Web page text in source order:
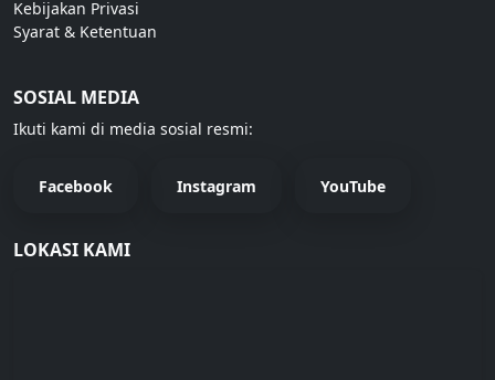
Kebijakan Privasi
Syarat & Ketentuan
SOSIAL MEDIA
Ikuti kami di media sosial resmi:
Facebook Instagram YouTube
LOKASI KAMI